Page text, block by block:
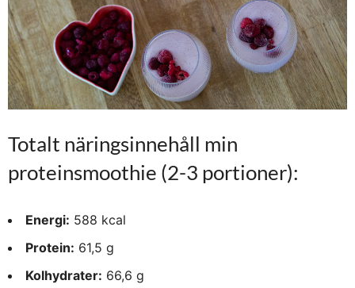
Totalt näringsinnehåll min
proteinsmoothie (2-3 portioner):
Energi: 588 kcal
Protein: 61,5 g
Kolhydrater: 66,6 g